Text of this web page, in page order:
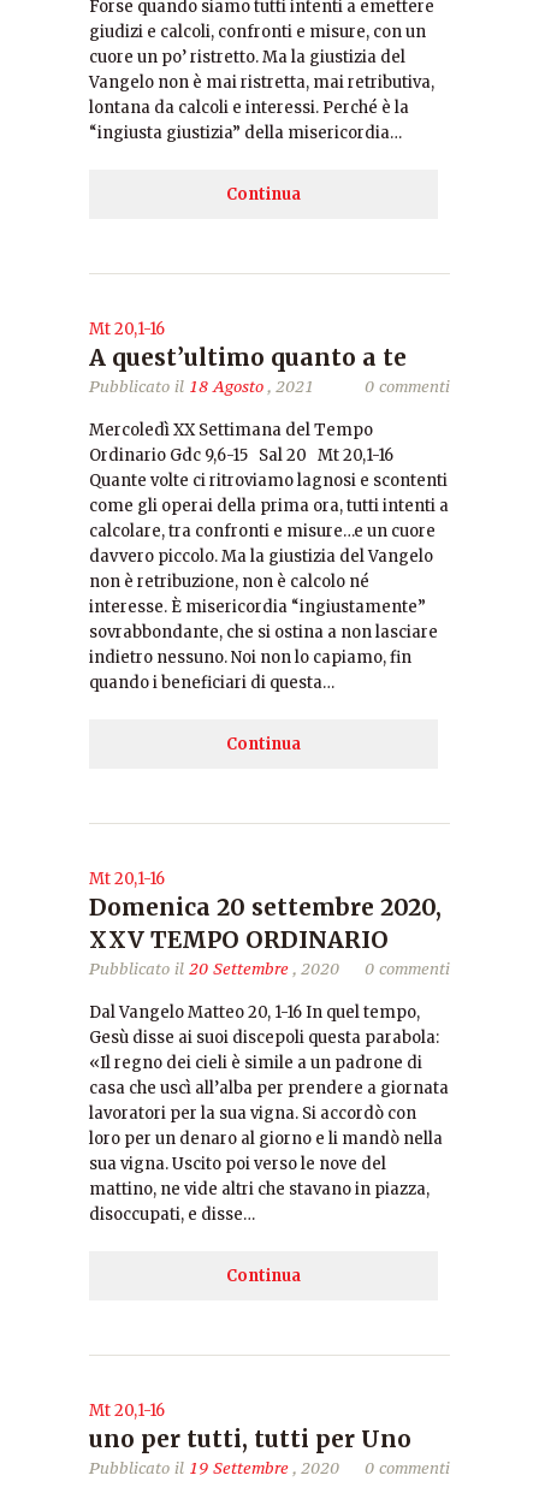
Forse quando siamo tutti intenti a emettere
giudizi e calcoli, confronti e misure, con un
cuore un po’ ristretto. Ma la giustizia del
Vangelo non è mai ristretta, mai retributiva,
lontana da calcoli e interessi. Perché è la
“ingiusta giustizia” della misericordia…
Continua
Mt 20,1-16
A quest’ultimo quanto a te
Pubblicato il 18 Agosto, 2021 0 commenti
Mercoledì XX Settimana del Tempo
Ordinario Gdc 9,6-15 Sal 20 Mt 20,1-16
Quante volte ci ritroviamo lagnosi e scontenti
come gli operai della prima ora, tutti intenti a
calcolare, tra confronti e misure…e un cuore
davvero piccolo. Ma la giustizia del Vangelo
non è retribuzione, non è calcolo né
interesse. È misericordia “ingiustamente”
sovrabbondante, che si ostina a non lasciare
indietro nessuno. Noi non lo capiamo, fin
quando i beneficiari di questa…
Continua
Mt 20,1-16
Domenica 20 settembre 2020,
XXV TEMPO ORDINARIO
Pubblicato il 20 Settembre, 2020 0 commenti
Dal Vangelo Matteo 20, 1-16 In quel tempo,
Gesù disse ai suoi discepoli questa parabola:
«Il regno dei cieli è simile a un padrone di
casa che uscì all’alba per prendere a giornata
lavoratori per la sua vigna. Si accordò con
loro per un denaro al giorno e li mandò nella
sua vigna. Uscito poi verso le nove del
mattino, ne vide altri che stavano in piazza,
disoccupati, e disse…
Continua
Mt 20,1-16
uno per tutti, tutti per Uno
Pubblicato il 19 Settembre, 2020 0 commenti